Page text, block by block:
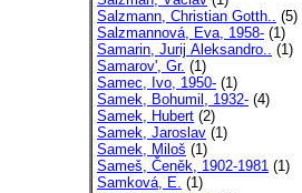
Salzmann, Christian Gotth.. (5)
Salzmannová, Eva, 1958- (1)
Samarin, Jurij Aleksandro.. (1)
Samarov', Gr. (1)
Samec, Ivo, 1950- (1)
Samek, Bohumil, 1932- (4)
Samek, Hubert (2)
Samek, Jaroslav (1)
Samek, Miloš (1)
Sameš, Čeněk, 1902-1981 (1)
Samková, E. (1)